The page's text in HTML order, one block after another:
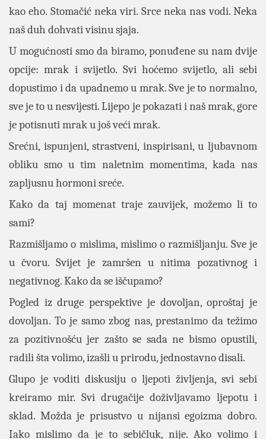
kao eho. Stomačić neka viri. Srce neka nas vodi. Neka
naš duh dohvati visinu sjaja.
U mogućnosti smo da biramo, ponuđene su nam dvije
opcije: mrak i svijetlo. Svi hoćemo svijetlo, ali sebi
dopustimo i da upadnemo u mrak. Sve je to normalno,
sve je to u nesvijesti. Lijepo je pokazati i naš mrak, gore
je potisnuti mrak u još veći mrak.
Srećni, ispunjeni, strastveni, inspirisani, u ljubavnom
obliku smo u tim naletnim momentima, kada nas
zapljusnu hormoni sreće.
Kako da taj momenat traje zauvijek, možemo li to
sami?
Razmišljamo o mislima, mislimo o razmišljanju. Sve je
u čvoru. Svijet je zamršen u nitima pozativnog i
negativnog. Kako da se iščupamo?
Pogled iz druge perspektive je dovoljan, oproštaj je
dovoljan. To je samo zbog nas, prestanimo da težimo
za pozitivnošću jer zašto se sada ne bismo opustili,
radili šta volimo, izašli u prirodu, jednostavno disali.
Glupo je voditi diskusiju o ljepoti življenja, svi sebi
kreiramo mir. Svi drugačije doživljavamo ljepotu i
sklad. Možda je prisustvo u nijansi egoizma dobro.
Iako mislimo da je to sebičluk, nije. Ako volimo i